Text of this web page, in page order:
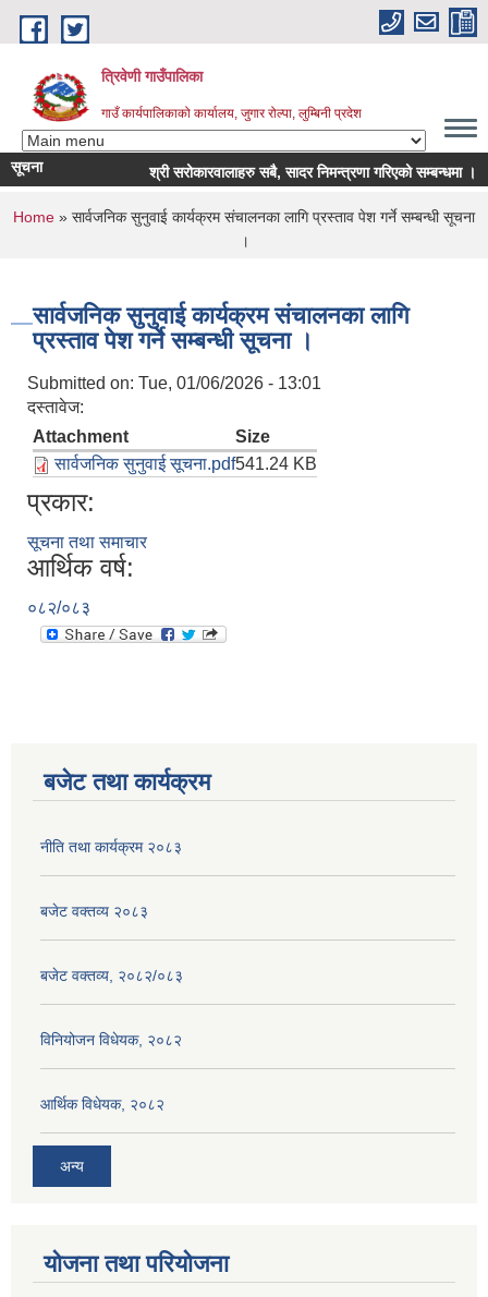
Skip to main content
त्रिवेणी गाउँपालिका
गाउँ कार्यपालिकाको कार्यालय, जुगार रोल्पा, लुम्बिनी प्रदेश
सूचना श्री सरोकारवालाहरु सबै, सादर निमन्त्रणा गरिएको सम्बन्धमा ।
You are here
Home » सार्वजनिक सुनुवाई कार्यक्रम संचालनका लागि प्रस्ताव पेश गर्ने सम्बन्धी सूचना
।
सार्वजनिक सुनुवाई कार्यक्रम संचालनका लागि
प्रस्ताव पेश गर्ने सम्बन्धी सूचना ।
Submitted on: Tue, 01/06/2026 - 13:01
दस्तावेज:
Attachment
Size
सार्वजनिक सुनुवाई सूचना.pdf541.24 KB
प्रकार:
सूचना तथा समाचार
आर्थिक वर्ष:
०८२/०८३
बजेट तथा कार्यक्रम
नीति तथा कार्यक्रम २०८३
बजेट वक्तव्य २०८३
बजेट वक्तव्य, २०८२/०८३
विनियोजन विधेयक, २०८२
आर्थिक विधेयक, २०८२
अन्य
योजना तथा परियोजना